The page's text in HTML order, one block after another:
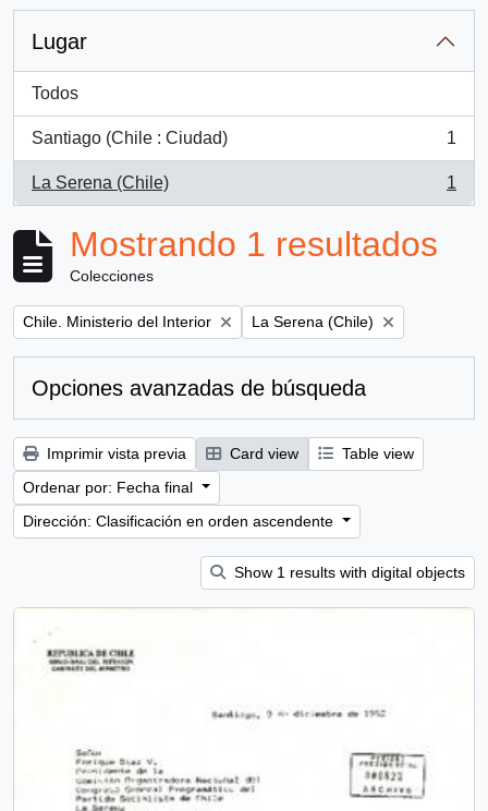
Lugar
Todos
Santiago (Chile : Ciudad)
, 1 resultados
1
La Serena (Chile)
, 1 resultados
1
Mostrando 1 resultados
Colecciones
Remove filter:
Chile. Ministerio del Interior Remove filter:
La Serena (Chile)
Opciones avanzadas de búsqueda
Imprimir vista previa Card view
Table view
Ordenar por: Fecha final
Dirección: Clasificación en orden ascendente
Show 1 results with digital objects